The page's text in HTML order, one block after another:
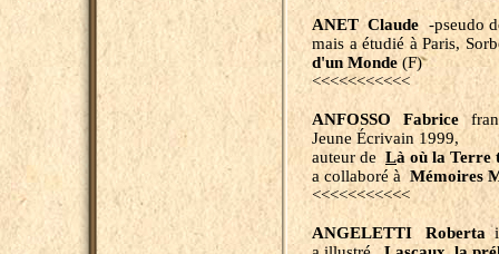
ANET Claude -pseudo
mais a étudié à Paris,
d'un Monde (F)
<<<<<<<<<<<
ANFOSSO Fabrice
Jeune Écrivain 1999,
auteur de Là où la Terre
a collaboré à Mémoires
<<<<<<<<<<<
ANGELETTI Roberta